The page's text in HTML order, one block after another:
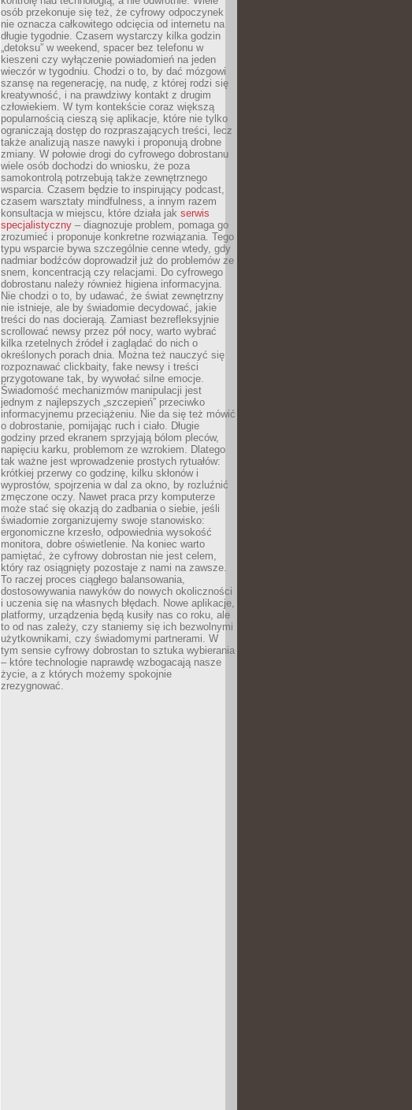
osób przekonuje się też, że cyfrowy odpoczynek
nie oznacza całkowitego odcięcia od internetu na
długie tygodnie. Czasem wystarczy kilka godzin
„detoksu” w weekend, spacer bez telefonu w
kieszeni czy wyłączenie powiadomień na jeden
wieczór w tygodniu. Chodzi o to, by dać mózgowi
szansę na regenerację, na nudę, z której rodzi się
kreatywność, i na prawdziwy kontakt z drugim
człowiekiem. W tym kontekście coraz większą
popularnością cieszą się aplikacje, które nie tylko
ograniczają dostęp do rozpraszających treści, lecz
także analizują nasze nawyki i proponują drobne
zmiany. W połowie drogi do cyfrowego dobrostanu
wiele osób dochodzi do wniosku, że poza
samokontrolą potrzebują także zewnętrznego
wsparcia. Czasem będzie to inspirujący podcast,
czasem warsztaty mindfulness, a innym razem
konsultacja w miejscu, które działa jak serwis
specjalistyczny – diagnozuje problem, pomaga go
zrozumieć i proponuje konkretne rozwiązania. Tego
typu wsparcie bywa szczególnie cenne wtedy, gdy
nadmiar bodźców doprowadził już do problemów ze
snem, koncentracją czy relacjami. Do cyfrowego
dobrostanu należy również higiena informacyjna.
Nie chodzi o to, by udawać, że świat zewnętrzny
nie istnieje, ale by świadomie decydować, jakie
treści do nas docierają. Zamiast bezrefleksyjnie
scrollować newsy przez pół nocy, warto wybrać
kilka rzetelnych źródeł i zaglądać do nich o
określonych porach dnia. Można też nauczyć się
rozpoznawać clickbaity, fake newsy i treści
przygotowane tak, by wywołać silne emocje.
Świadomość mechanizmów manipulacji jest
jednym z najlepszych „szczepień” przeciwko
informacyjnemu przeciążeniu. Nie da się też mówić
o dobrostanie, pomijając ruch i ciało. Długie
godziny przed ekranem sprzyjają bólom pleców,
napięciu karku, problemom ze wzrokiem. Dlatego
tak ważne jest wprowadzenie prostych rytuałów:
krótkiej przerwy co godzinę, kilku skłonów i
wyprostów, spojrzenia w dal za okno, by rozluźnić
zmęczone oczy. Nawet praca przy komputerze
może stać się okazją do zadbania o siebie, jeśli
świadomie zorganizujemy swoje stanowisko:
ergonomiczne krzesło, odpowiednia wysokość
monitora, dobre oświetlenie. Na koniec warto
pamiętać, że cyfrowy dobrostan nie jest celem,
który raz osiągnięty pozostaje z nami na zawsze.
To raczej proces ciągłego balansowania,
dostosowywania nawyków do nowych okoliczności
i uczenia się na własnych błędach. Nowe aplikacje,
platformy, urządzenia będą kusiły nas co roku, ale
to od nas zależy, czy staniemy się ich bezwolnymi
użytkownikami, czy świadomymi partnerami. W
tym sensie cyfrowy dobrostan to sztuka wybierania
– które technologie naprawdę wzbogacają nasze
życie, a z których możemy spokojnie
zrezygnować.